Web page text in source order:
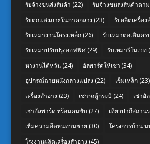
รับจ้างขนส่งสินค้า (22) รับจ้างขนส่งสินค้าตาม
รับตกแต่งภายในภาคกลาง (23) รับผลิตเครื่อง
รับเหมางานโครงเหล็ก(26) รับเหมาต่อเติมคร
รับเหมาปรับปรุงออฟฟิศ(29) รับเหมารีโนเวท
หางานไต้หวัน(24) อัลพาร์ดให้เช่า (34)
อุปกรณ์ฉายหนังกลางแปลง (22) เข็มเหล็ก(23)
เครื่องสำอาง (23) เช่ารถตู้กระบี่ (24) เช่าอั
เช่าอัลพาร์ด พร้อมคนขับ (27) เที่ยวปากีสถาน
เพิ่มความอึดทนท่านชาย (30) โครงการบ้าน
โรงงานผลิตเครื่องสำอาง (45)